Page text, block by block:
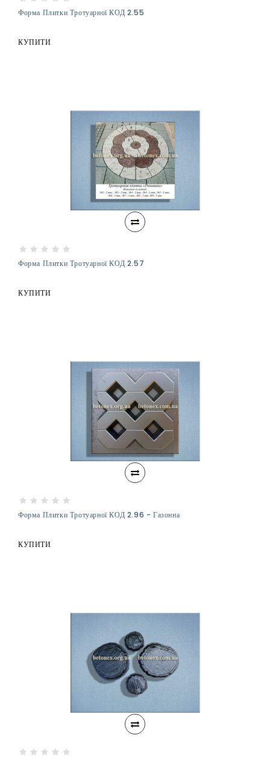
Форма Плитки Тротуарної КОД 2.55
КУПИТИ
Форма Плитки Тротуарної КОД 2.57
КУПИТИ
Форма Плитки Тротуарної КОД 2.96 - Газонна
КУПИТИ